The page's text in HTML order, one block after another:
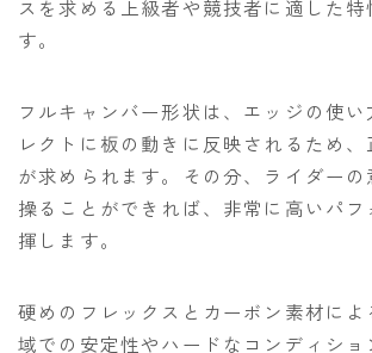
スを求める上級者や競技者に適した特
す。
フルキャンバー形状は、エッジの使い
レクトに板の動きに反映されるため
が求められます。その分、ライダーの
操ることができれば、非常に高いパ
揮します。
硬めのフレックスとカーボン素材によ
域での安定性やハードなコンディショ